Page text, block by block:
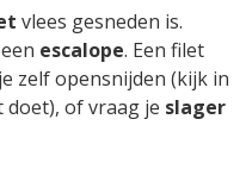
vlees gesneden is.
escalope. Een filet
zelf opensnijden (kijk in
of vraag je slager